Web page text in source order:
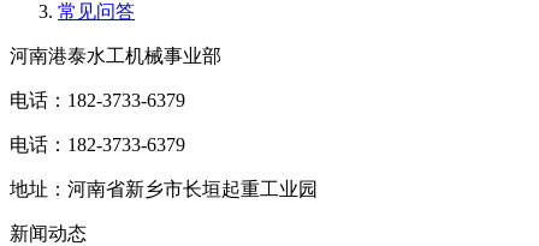
常见问答
河南港泰水工机械事业部
电话：182-3733-6379
电话：182-3733-6379
地址：河南省新乡市长垣起重工业园
新闻动态